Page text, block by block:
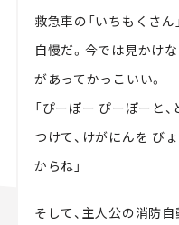
救急車の「いちもくさ
自慢だ。今では見かけ
があってかっこいい。
「ぴーぽー ぴーぽーと
つけて、けがにんを び
からね」
そして、主人公の消防自